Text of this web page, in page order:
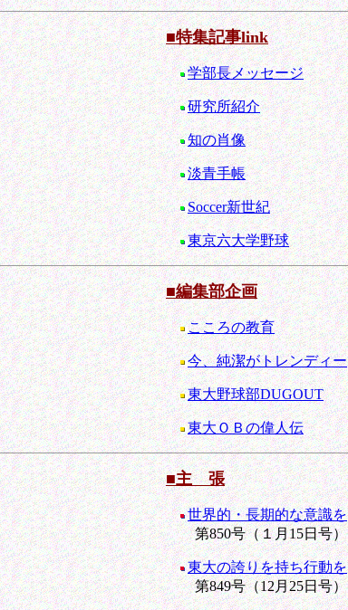
■特集記事link
学部長メッセージ
研究所紹介
知の肖像
淡青手帳
Soccer新世紀
東京六大学野球
■編集部企画
こころの教育
今、純潔がトレンディー
東大野球部DUGOUT
東大ＯＢの偉人伝
■主 張
世界的・長期的な意識を
第850号（１月15日号）
東大の誇りを持ち行動を
第849号（12月25日号）